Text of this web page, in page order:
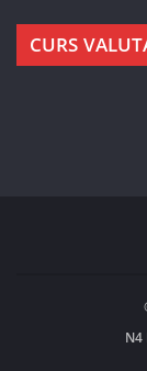
CURS
N4